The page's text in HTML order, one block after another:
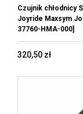
Czujnik chłodnicy
Joyride Maxsym
37760-HMA-000]
320,50 zł